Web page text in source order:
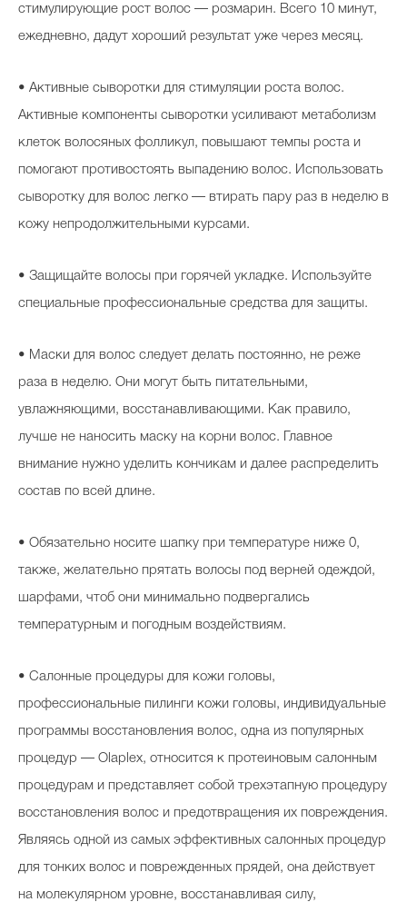
стимулирующие рост волос — розмарин. Всего 10 минут,
ежедневно, дадут хороший результат уже через месяц.
• Активные сыворотки для стимуляции роста волос.
Активные компоненты сыворотки усиливают метаболизм
клеток волосяных фолликул, повышают темпы роста и
помогают противостоять выпадению волос. Использовать
сыворотку для волос легко — втирать пару раз в неделю в
кожу непродолжительными курсами.
• Защищайте волосы при горячей укладке. Используйте
специальные профессиональные средства для защиты.
• Маски для волос следует делать постоянно, не реже
раза в неделю. Они могут быть питательными,
увлажняющими, восстанавливающими. Как правило,
лучше не наносить маску на корни волос. Главное
внимание нужно уделить кончикам и далее распределить
состав по всей длине.
• Обязательно носите шапку при температуре ниже 0,
также, желательно прятать волосы под верней одеждой,
шарфами, чтоб они минимально подвергались
температурным и погодным воздействиям.
• Салонные процедуры для кожи головы,
профессиональные пилинги кожи головы, индивидуальные
программы восстановления волос, одна из популярных
процедур — Olaplex, относится к протеиновым салонным
процедурам и представляет собой трехэтапную процедуру
восстановления волос и предотвращения их повреждения.
Являясь одной из самых эффективных салонных процедур
для тонких волос и поврежденных прядей, она действует
на молекулярном уровне, восстанавливая силу,